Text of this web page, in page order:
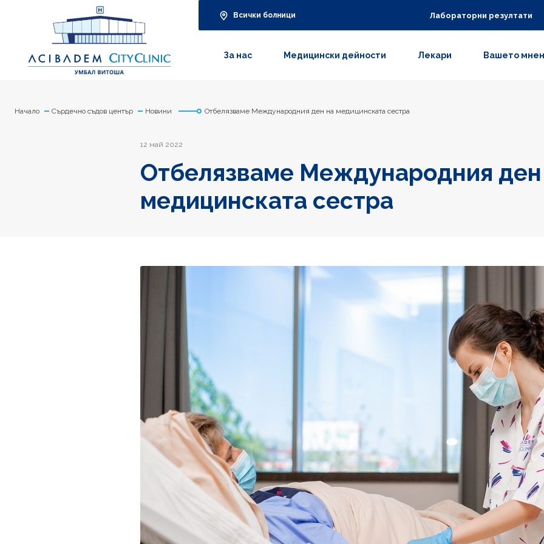
Всички болници Лабораторни резултати
За нас Медицински дейности Лекари Вашето
Начало Сърдечно съдов център Новини Отбелязваме Международния ден на медицинската сестра
12 май 2022
Отбелязваме Международния
медицинската сестра